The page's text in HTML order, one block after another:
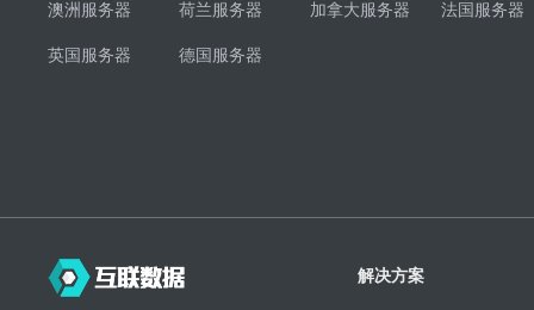
澳洲服务器 荷兰服务器 加拿大服务器 法国服务器
英国服务器 德国服务器
解决方案